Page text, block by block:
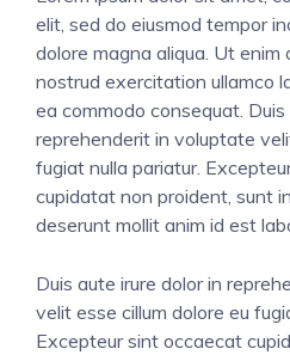
elit, sed do eiusmod tempor
dolore magna aliqua. Ut enim
nostrud exercitation ullamco
ea commodo consequat.
reprehenderit in voluptate
fugiat nulla pariatur.
cupidatat non proident, sunt
deserunt mollit anim id est
Duis aute irure dolor in
velit esse cillum dolore eu
Excepteur sint occaecat